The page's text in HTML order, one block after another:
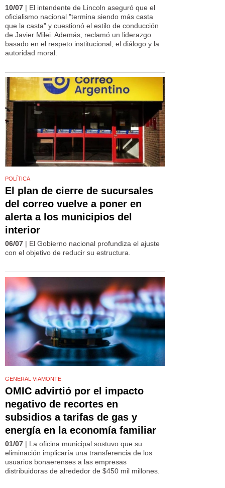
10/07 | El intendente de Lincoln aseguró que el
oficialismo nacional "termina siendo más casta
que la casta" y cuestionó el estilo de conducción
de Javier Milei. Además, reclamó un liderazgo
basado en el respeto institucional, el diálogo y la
autoridad moral.
POLÍTICA
El plan de cierre de sucursales
del correo vuelve a poner en
alerta a los municipios del
interior
06/07 | El Gobierno nacional profundiza el ajuste
con el objetivo de reducir su estructura.
GENERAL VIAMONTE
OMIC advirtió por el impacto
negativo de recortes en
subsidios a tarifas de gas y
energía en la economía familiar
01/07 | La oficina municipal sostuvo que su
eliminación implicaría una transferencia de los
usuarios bonaerenses a las empresas
distribuidoras de alrededor de $450 mil millones.